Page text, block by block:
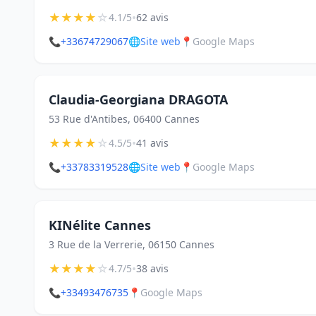
★★★★☆4.1/5•62 avis
📞+33674729067🌐Site web 📍 Google Maps
Claudia-Georgiana DRAGOTA
53 Rue d'Antibes, 06400 Cannes
★★★★☆4.5/5•41 avis
📞+33783319528🌐Site web 📍 Google Maps
KINélite Cannes
3 Rue de la Verrerie, 06150 Cannes
★★★★☆4.7/5•38 avis
📞+33493476735 📍 Google Maps